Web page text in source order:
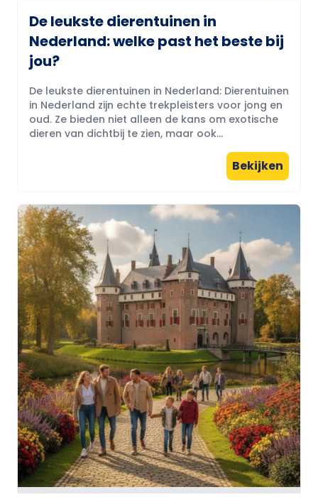
De leukste dierentuinen in
Nederland: welke past het beste bij
jou?
De leukste dierentuinen in Nederland: Dierentuinen
in Nederland zijn echte trekpleisters voor jong en
oud. Ze bieden niet alleen de kans om exotische
dieren van dichtbij te zien, maar ook...
Bekijken